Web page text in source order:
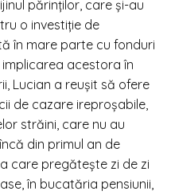
părinților, care și-au
o investiție de
în mare parte cu fonduri
acestora în
Lucian a reușit să ofere
de cazare ireproșabile,
străini, care nu au
din primul an de
care pregătește zi de zi
în bucatăria pensiunii,